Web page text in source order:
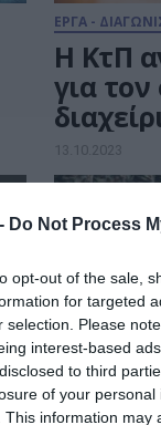
Do Not Process
opt-out of the sale,
for targeted
selection. Please
interest-based
to third
of your
This information may
ΕΡΓΑ -
H ΚτΠ
για
13.10.2023